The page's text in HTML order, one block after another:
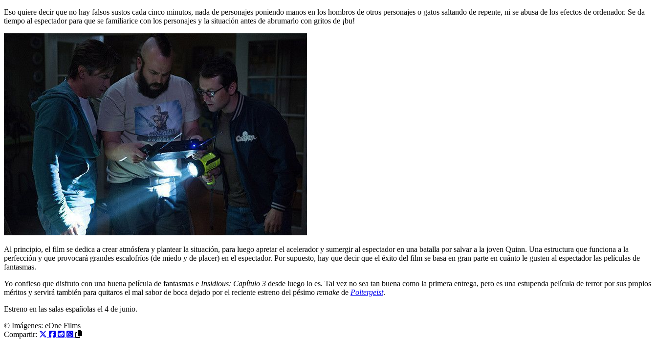
Eso quiere decir que no hay falsos sustos cada cinco minutos, nada de personajes poniendo manos en los hombros de otros personajes o gatos saltando de repente, ni se abusa de los efectos de ordenador. Se da
tiempo al espectador para que se familiarice con los personajes y la situación antes de abrumarlo con gritos de ¡bu!
Al principio, el film se dedica a crear atmósfera y plantear la situación, para luego apretar el acelerador y sumergir al espectador en una batalla por salvar a la joven Quinn. Una estructura que funciona a la
perfección y que provocará grandes escalofríos (de miedo y de placer) en el espectador. Por supuesto, hay que decir que el éxito del film se basa en gran parte en cuánto le gusten al espectador las películas de
fantasmas.
Yo confieso que disfruto con una buena película de fantasmas e Insidious: Capítulo 3 desde luego lo es. Tal vez no sea tan buena como la primera entrega, pero es una estupenda película de terror por sus propios
méritos y servirá también para quitaros el mal sabor de boca dejado por el reciente estreno del pésimo remake de Poltergeist.
Estreno en las salas españolas el 4 de junio.
© Imágenes: eOne Films
Compartir: